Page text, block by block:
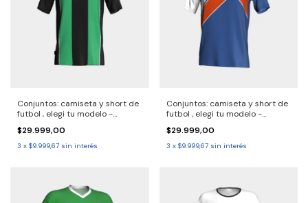
Conjuntos: camiseta y short de
futbol , elegi tu modelo -
Consulta entrega 30/40 dias
$29.999,00
3 x $9.999,67 sin interés
Conjuntos: camiseta y short de
futbol , elegi tu modelo -
Consulta entrega 30/40 dias
$29.999,00
3 x $9.999,67 sin interés